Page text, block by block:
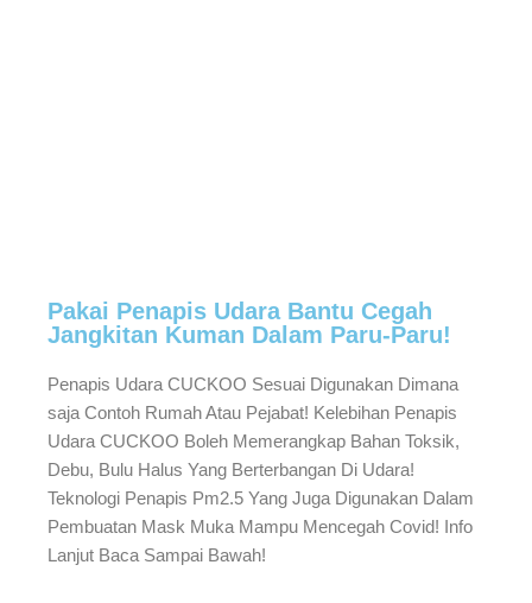
Pakai Penapis Udara Bantu Cegah
Jangkitan Kuman Dalam Paru-Paru!
Penapis Udara CUCKOO Sesuai Digunakan Dimana
saja Contoh Rumah Atau Pejabat! Kelebihan Penapis
Udara CUCKOO Boleh Memerangkap Bahan Toksik,
Debu, Bulu Halus Yang Berterbangan Di Udara!
Teknologi Penapis Pm2.5 Yang Juga Digunakan Dalam
Pembuatan Mask Muka Mampu Mencegah Covid! Info
Lanjut Baca Sampai Bawah!